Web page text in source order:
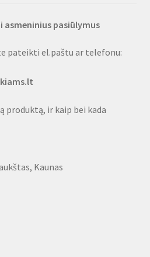
pasiūlymus
pateikti el.paštu ar telefonu:
produktą, ir kaip bei kada
Kaunas